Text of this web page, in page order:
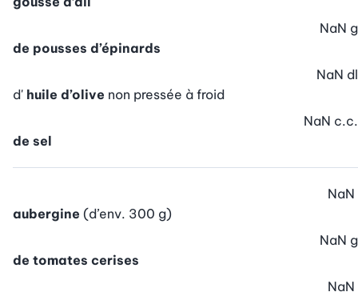
de pousses d’épinards
NaN g
d' huile d’olive non pressée à froid
NaN dl
de sel
NaN c.c.
aubergine (d’env. 300 g)
NaN
de tomates cerises
NaN g
NaN